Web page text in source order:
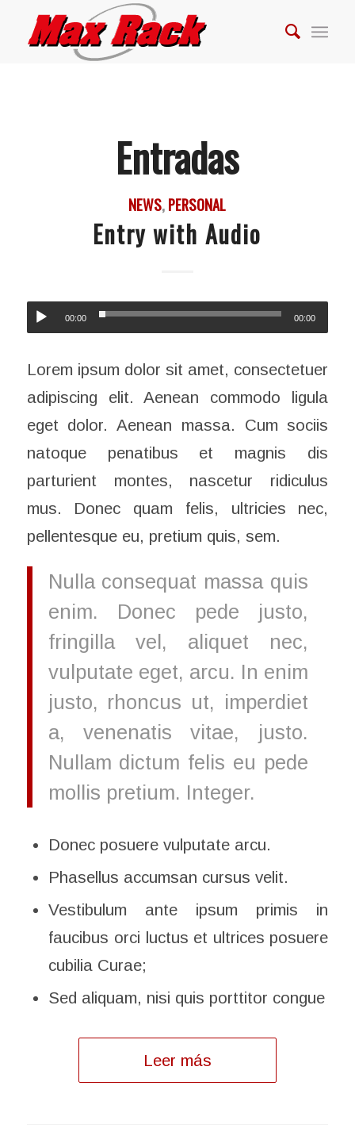
Entradas
NEWS,PERSONAL
Entry with Audio
00:00 00:00
Lorem ipsum dolor sit amet, consectetuer
adipiscing elit. Aenean commodo ligula
eget dolor. Aenean massa. Cum sociis
natoque penatibus et magnis dis
parturient montes, nascetur ridiculus
mus. Donec quam felis, ultricies nec,
pellentesque eu, pretium quis, sem.
Nulla consequat massa quis
enim. Donec pede justo,
fringilla vel, aliquet nec,
vulputate eget, arcu. In enim
justo, rhoncus ut, imperdiet
a, venenatis vitae, justo.
Nullam dictum felis eu pede
mollis pretium. Integer.
Donec posuere vulputate arcu.
Phasellus accumsan cursus velit.
Vestibulum ante ipsum primis in
faucibus orci luctus et ultrices posuere
cubilia Curae;
Sed aliquam, nisi quis porttitor congue
Leer más